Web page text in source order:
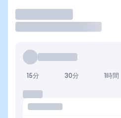
15分 30分 1時間